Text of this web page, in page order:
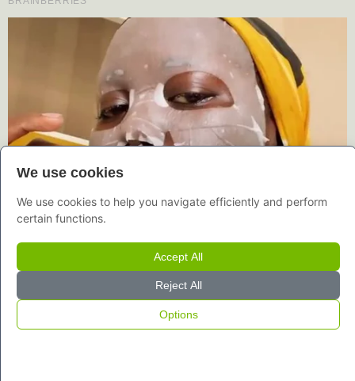
We use cookies
We use cookies to help you navigate efficiently and perform
certain functions.
Accept All
Reject All
Options